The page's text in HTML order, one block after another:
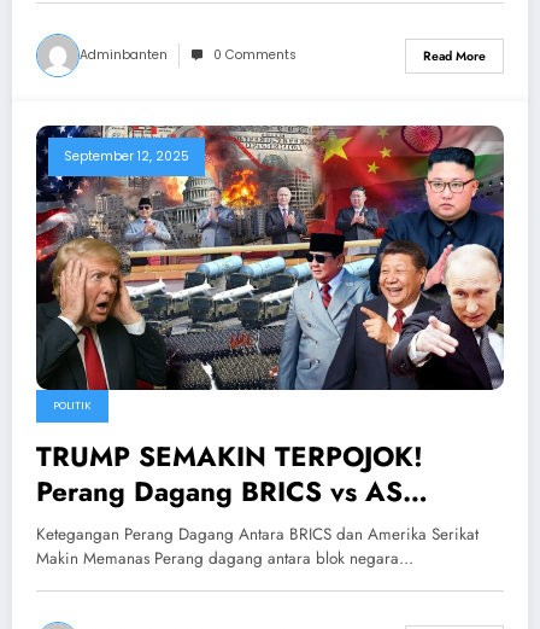
Adminbanten 0 Comments Read More
September 12, 2025
POLITIK
TRUMP SEMAKIN TERPOJOK!
Perang Dagang BRICS vs AS
Semakin Memanas
Ketegangan Perang Dagang Antara BRICS dan Amerika Serikat
Makin Memanas Perang dagang antara blok negara…